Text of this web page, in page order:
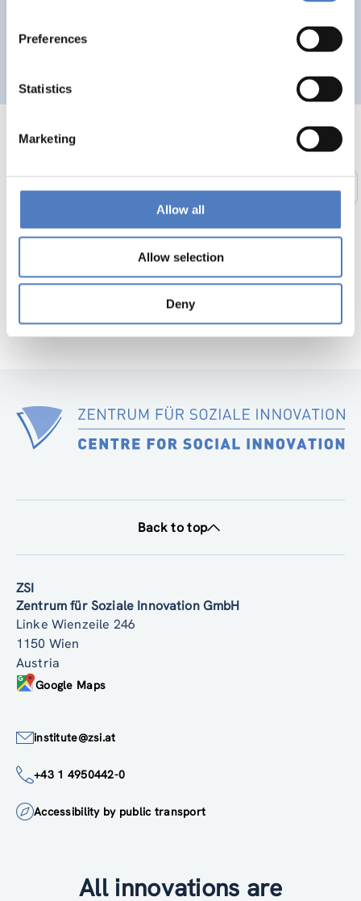
Preferences
Statistics
Marketing
Allow all
Allow selection
Deny
>Soziale Innovationen für eine nachhaltige Entwicklung<
Previous1 … 48 49 50 51 52 53
Next
page
Back to top
ZSI
Zentrum für Soziale Innovation GmbH
Linke Wienzeile 246
1150 Wien
Austria
Google Maps
institute@zsi.at
+43 1 4950442-0
Accessibility by public transport
All innovations are